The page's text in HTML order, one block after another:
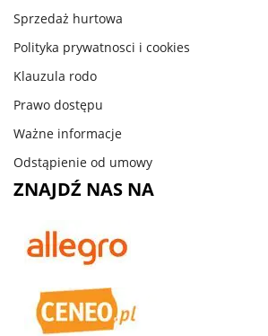
Sprzedaż hurtowa
Polityka prywatnosci i cookies
Klauzula rodo
Prawo dostępu
Ważne informacje
Odstąpienie od umowy
ZNAJDŹ NAS NA